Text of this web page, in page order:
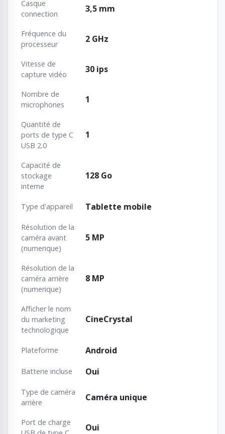
Casque
connection
3,5 mm
Fréquence du
processeur
2 GHz
Vitesse de
capture vidéo
30 ips
Nombre de
microphones
1
Quantité de
ports de type C
USB 2.0
1
Capacité de
stockage
interne
128 Go
Type d'appareil Tablette mobile
Résolution de la
caméra avant
(numerique)
5 MP
Résolution de la
caméra arrière
(numerique)
8 MP
Afficher le nom
du marketing
technologique
CineCrystal
Plateforme Android
Batterie incluse Oui
Type de caméra
arrière
Caméra unique
Port de charge
Oui